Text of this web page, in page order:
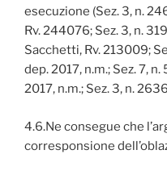
esecuzione (Sez. 3, n.
Rv. 244076; Sez. 3, n.
Sacchetti, Rv. 213009;
dep. 2017, n.m.; Sez. 7,
2017, n.m.; Sez. 3, n.
4.6.Ne consegue che
corresponsione